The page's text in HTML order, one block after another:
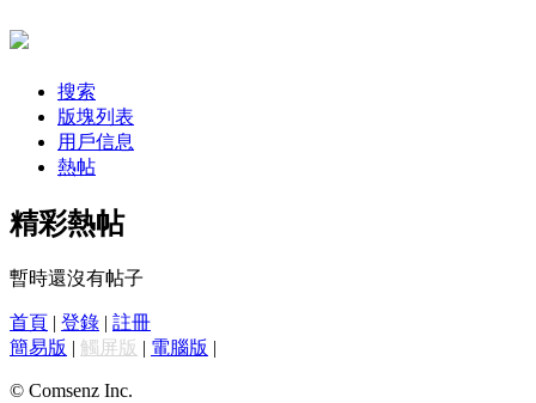
搜索
版塊列表
用戶信息
熱帖
精彩熱帖
暫時還沒有帖子
首頁 | 登錄 | 註冊
簡易版 | 觸屏版 | 電腦版 |
© Comsenz Inc.